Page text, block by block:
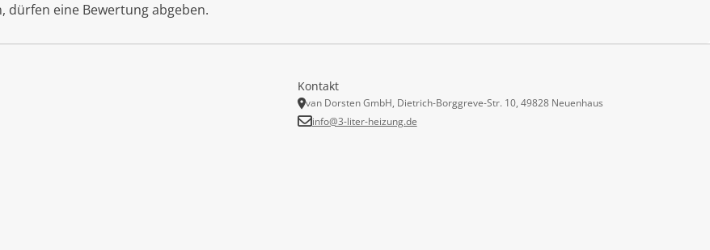
dürfen eine Bewertung abgeben.
Kontakt
van Dorsten GmbH, Dietrich-Borggreve-Str. 10, 49828 Neuenhaus
info@3-liter-heizung.de